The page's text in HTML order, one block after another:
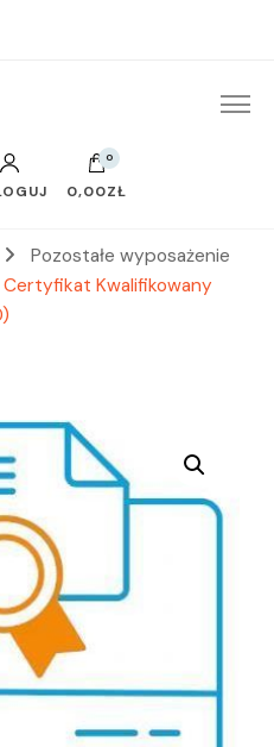
0
0,00ZŁ
Pozostałe wyposażenie
Certyfikat Kwalifikowany